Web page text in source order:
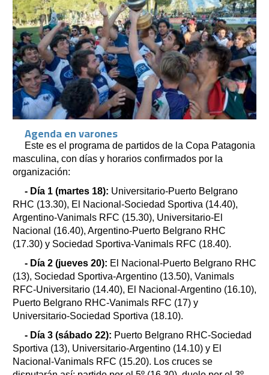
Agenda en varones
Este es el programa de partidos de la Copa Patagonia
masculina, con días y horarios confirmados por la
organización:
- Día 1 (martes 18): Universitario-Puerto Belgrano
RHC (13.30), El Nacional-Sociedad Sportiva (14.40),
Argentino-Vanimals RFC (15.30), Universitario-El
Nacional (16.40), Argentino-Puerto Belgrano RHC
(17.30) y Sociedad Sportiva-Vanimals RFC (18.40).
- Día 2 (jueves 20): El Nacional-Puerto Belgrano RHC
(13), Sociedad Sportiva-Argentino (13.50), Vanimals
RFC-Universitario (14.40), El Nacional-Argentino (16.10),
Puerto Belgrano RHC-Vanimals RFC (17) y
Universitario-Sociedad Sportiva (18.10).
- Día 3 (sábado 22): Puerto Belgrano RHC-Sociedad
Sportiva (13), Universitario-Argentino (14.10) y El
Nacional-Vanimals RFC (15.20). Los cruces se